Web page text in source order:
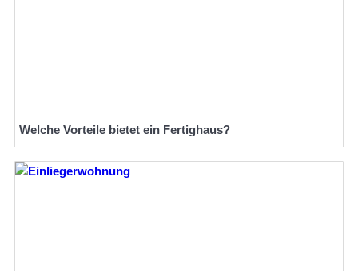
Welche Vorteile bietet ein Fertighaus?